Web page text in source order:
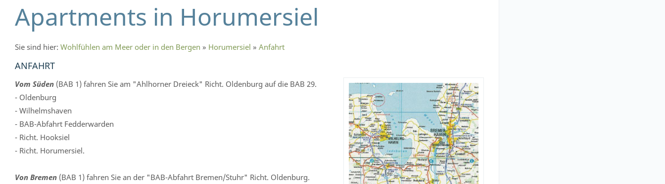
Apartments in Horumersiel
Sie sind hier: Wohlfühlen am Meer oder in den Bergen » Horumersiel » Anfahrt
ANFAHRT
Vom Süden (BAB 1) fahren Sie am "Ahlhorner Dreieck" Richt. Oldenburg auf die BAB 29.
- Oldenburg
- Wilhelmshaven
- BAB-Abfahrt Fedderwarden
- Richt. Hooksiel
- Richt. Horumersiel.
Von Bremen (BAB 1) fahren Sie an der "BAB-Abfahrt Bremen/Stuhr" Richt. Oldenburg.